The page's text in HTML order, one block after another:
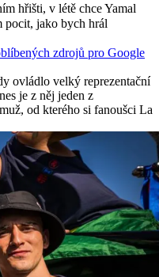
hřišti, v létě chce Yamal
pocit, jako bych hrál
zdrojů pro Google
ovládlo velký reprezentační
je z něj jeden z
od kterého si fanoušci La